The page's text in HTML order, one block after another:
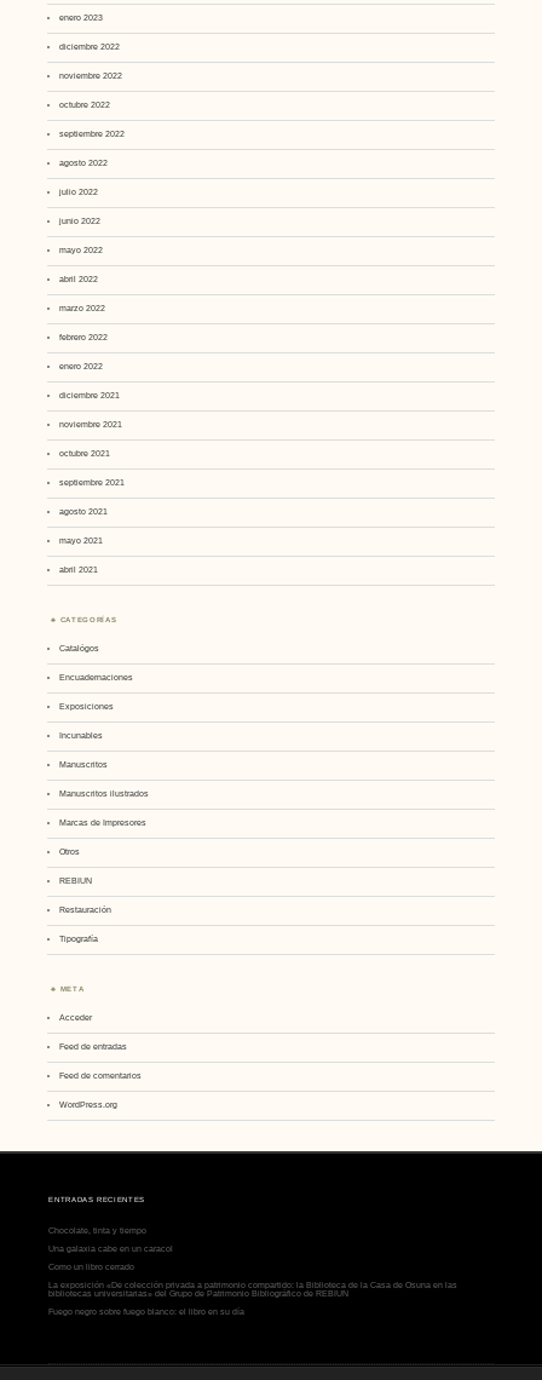
enero 2023
diciembre 2022
noviembre 2022
octubre 2022
septiembre 2022
agosto 2022
julio 2022
junio 2022
mayo 2022
abril 2022
marzo 2022
febrero 2022
enero 2022
diciembre 2021
noviembre 2021
octubre 2021
septiembre 2021
agosto 2021
mayo 2021
abril 2021
CATEGORÍAS
Catalógos
Encuadernaciones
Exposiciones
Incunables
Manuscritos
Manuscritos ilustrados
Marcas de Impresores
Otros
REBIUN
Restauración
Tipografía
META
Acceder
Feed de entradas
Feed de comentarios
WordPress.org
ENTRADAS RECIENTES
Chocolate, tinta y tiempo
Una galaxia cabe en un caracol
Como un libro cerrado
La exposición «De colección privada a patrimonio compartido: la Biblioteca de la Casa de Osuna en las
bibliotecas universitarias» del Grupo de Patrimonio Bibliográfico de REBIUN
Fuego negro sobre fuego blanco: el libro en su día